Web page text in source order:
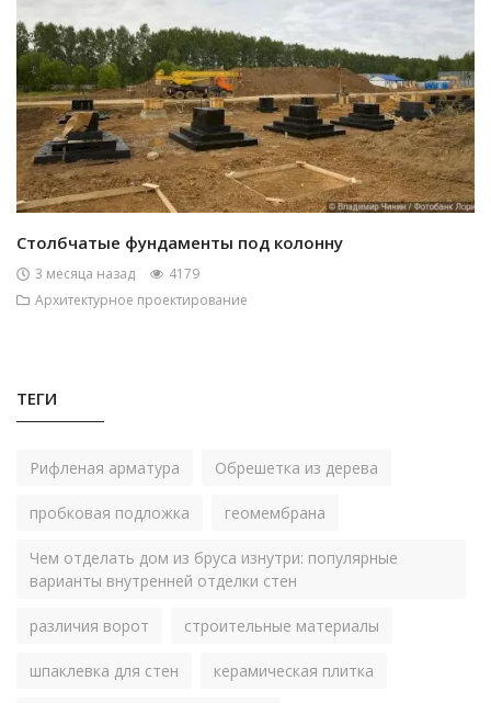
Столбчатые фундаменты под колонну
3 месяца назад
4179
Архитектурное проектирование
ТЕГИ
Рифленая арматура Обрешетка из дерева
пробковая подложка геомембрана
Чем отделать дом из бруса изнутри: популярные
варианты внутренней отделки стен
различия ворот строительные материалы
шпаклевка для стен керамическая плитка